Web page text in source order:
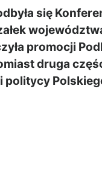
się
promocji
druga
politycy